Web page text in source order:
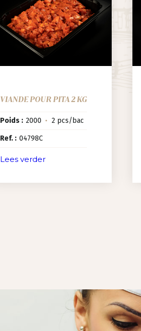
VIANDE POUR PITA 2 KG
Poids : 2000 • 2 pcs/bac
Ref. : 04798C
Lees verder